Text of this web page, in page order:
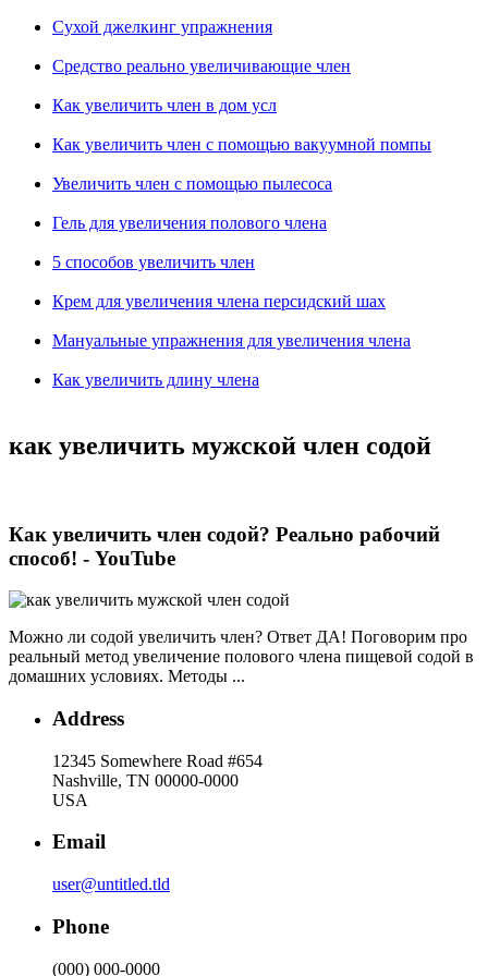
Сухой джелкинг упражнения
Средство реально увеличивающие член
Как увеличить член в дом усл
Как увеличить член с помощью вакуумной помпы
Увеличить член с помощью пылесоса
Гель для увеличения полового члена
5 способов увеличить член
Крем для увеличения члена персидский шах
Мануальные упражнения для увеличения члена
Как увеличить длину члена
как увеличить мужской член содой
Как увеличить член содой? Реально рабочий
способ! - YouTube
Можно ли содой увеличить член? Ответ ДА! Поговорим про
реальный метод увеличение полового члена пищевой содой в
домашних условиях. Методы ...
Address
12345 Somewhere Road #654
Nashville, TN 00000-0000
USA
Email
user@untitled.tld
Phone
(000) 000-0000